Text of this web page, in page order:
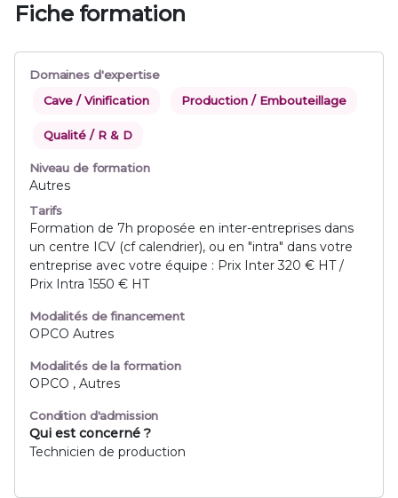
Fiche formation
Domaines d'expertise
Cave / Vinification
Production / Embouteillage
Qualité / R & D
Niveau de formation
Autres
Tarifs
Formation de 7h proposée en inter-entreprises dans
un centre ICV (cf calendrier), ou en "intra" dans votre
entreprise avec votre équipe : Prix Inter 320 € HT /
Prix Intra 1550 € HT
Modalités de financement
OPCO Autres
Modalités de la formation
OPCO , Autres
Condition d'admission
Qui est concerné ?
Technicien de production